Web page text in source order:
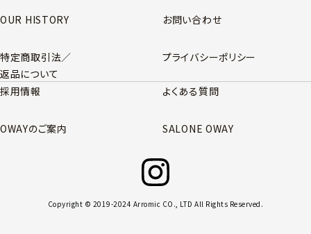
OUR HISTORY お問い合わせ
特定商取引法／
返品について
プライバシーポリシー
採用情報 よくある質問
OWAYのご案内 SALONE OWAY
Copyright © 2019-2024 Arromic CO., LTD All Rights Reserved.